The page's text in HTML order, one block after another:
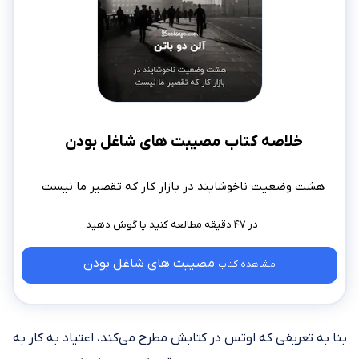
خلاصه کتاب مصیبت های شاغل بودن
هشت وضعیت ناخوشایند در بازار کار که تقصیر ما نیست
در ۴۷ دقیقه مطالعه کنید
مشاهده کتاب مصیبت های شاغل بودن
بنا به تعریفی که اوتس در کتابش مطرح می‌کند، اعتیاد به کار به